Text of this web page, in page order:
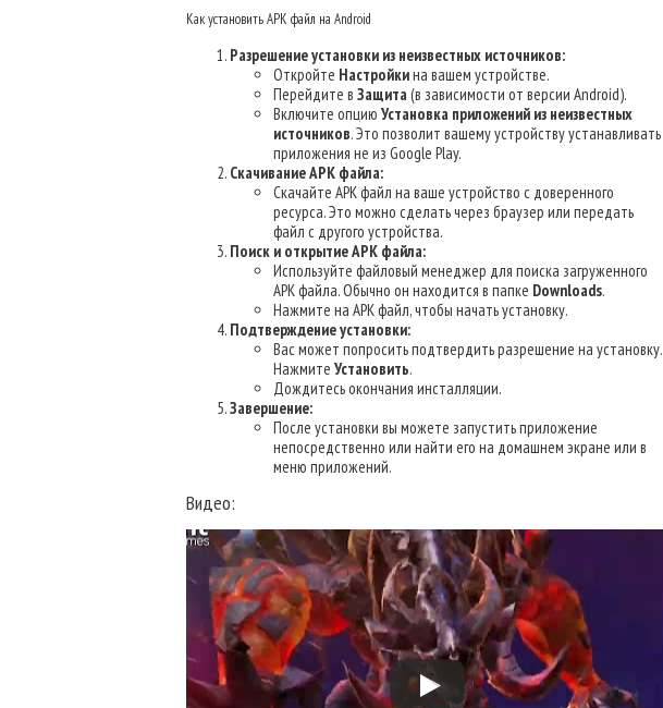
Как установить APK файл на Android
Разрешение установки из неизвестных источников:
Откройте Настройкина вашем устройстве.
Перейдите в Защита(в зависимости от версии Android).
Включите опцию Установка приложений из неизвестных
источников. Это позволит вашему устройству устанавливать
приложения не из Google Play.
Скачивание APK файла:
Скачайте APK файл на ваше устройство с доверенного
ресурса. Это можно сделать через браузер или передать
файл с другого устройства.
Поиск и открытие APK файла:
Используйте файловый менеджер для поиска загруженного
APK файла. Обычно он находится в папке Downloads.
Нажмите на APK файл, чтобы начать установку.
Подтверждение установки:
Вас может попросить подтвердить разрешение на установку.
Нажмите Установить.
Дождитесь окончания инсталляции.
Завершение:
После установки вы можете запустить приложение
непосредственно или найти его на домашнем экране или в
меню приложений.
Видео: